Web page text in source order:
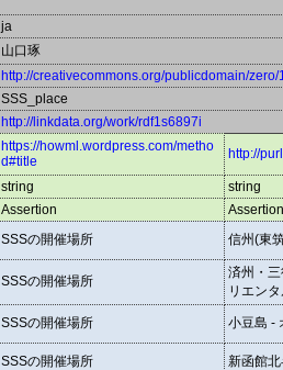
ja
山口琢
http://creativecommons.org/publicdomain/
SSS_place
http://linkdata.org/work/rdf1s6897i
https://howml.wordpress.com/metho
d#title
http://
string
string
Assertion
Assertion
SSSの開催場所 信州(東
SSSの開催場所
済州・
リエン
SSSの開催場所 小豆島 -
SSSの開催場所 新函館